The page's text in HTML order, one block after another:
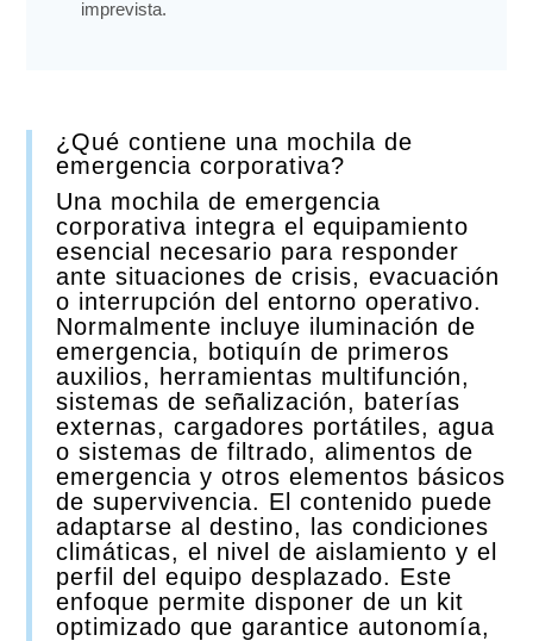
imprevista.
¿Qué contiene una mochila de
emergencia corporativa?
Una mochila de emergencia
corporativa integra el equipamiento
esencial necesario para responder
ante situaciones de crisis, evacuación
o interrupción del entorno operativo.
Normalmente incluye iluminación de
emergencia, botiquín de primeros
auxilios, herramientas multifunción,
sistemas de señalización, baterías
externas, cargadores portátiles, agua
o sistemas de filtrado, alimentos de
emergencia y otros elementos básicos
de supervivencia. El contenido puede
adaptarse al destino, las condiciones
climáticas, el nivel de aislamiento y el
perfil del equipo desplazado. Este
enfoque permite disponer de un kit
optimizado que garantice autonomía,